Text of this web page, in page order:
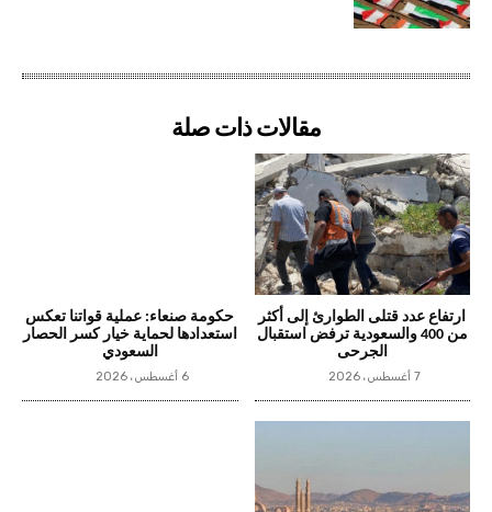
مقالات ذات صلة
ارتفاع عدد قتلى الطوارئ إلى أكثر
من 400 والسعودية ترفض استقبال
الجرحى
7 أغسطس، 2026
حكومة صنعاء: عملية قواتنا تعكس
استعدادها لحماية خيار كسر الحصار
السعودي
6 أغسطس، 2026